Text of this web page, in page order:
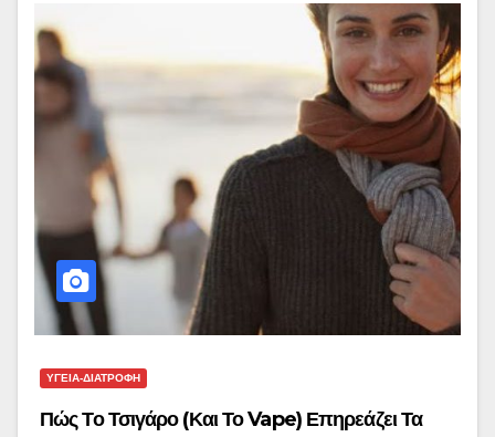
ΥΓΕΙΑ-ΔΙΑΤΡΟΦΗ
Πώς Το Τσιγάρο (και Το Vape) Επηρεάζει Τα